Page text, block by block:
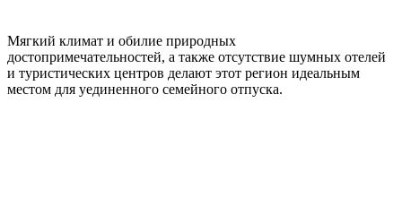
Мягкий климат и обилие природных
достопримечательностей, а также отсутствие шумных отелей
и туристических центров делают этот регион идеальным
местом для уединенного семейного отпуска.